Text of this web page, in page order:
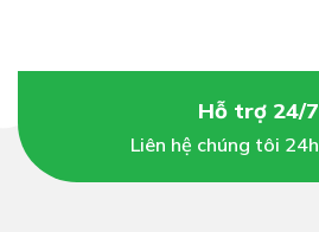
Hỗ trợ 24/7
Liên hệ chúng tôi 24h